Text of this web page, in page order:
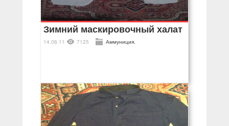
Зимний маскировочный халат
14.06.11 7125 Аммуниция.